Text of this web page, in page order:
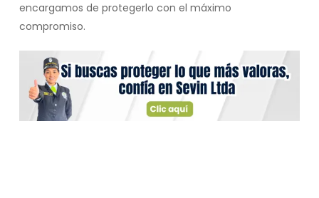
encargamos de protegerlo con el máximo
compromiso.